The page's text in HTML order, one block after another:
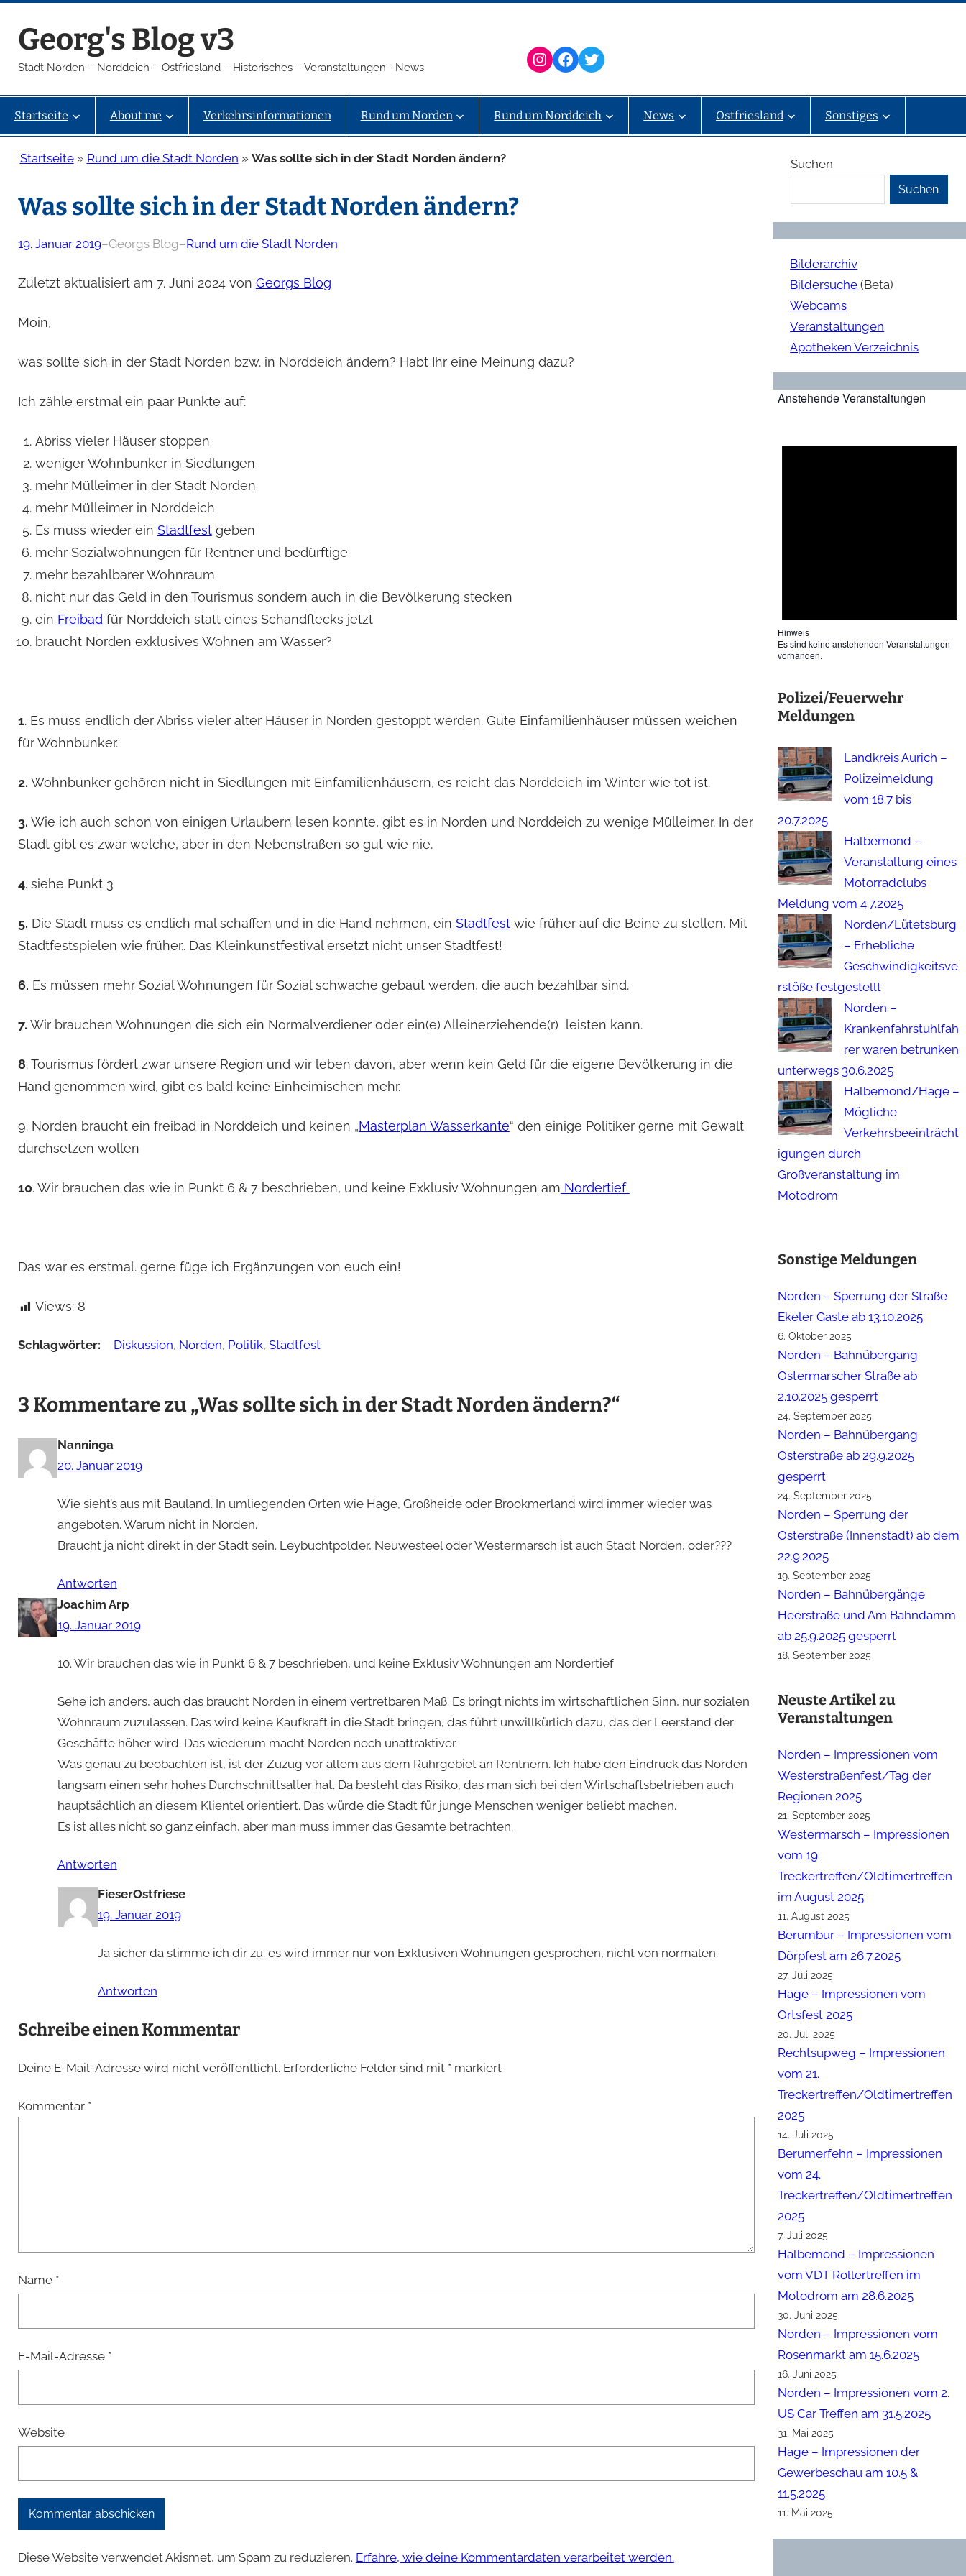
Inhalt
springen
Georg's Blog v3
Stadt Norden – Norddeich – Ostfriesland – Historisches – Veranstaltungen– News Instagram Facebook Twitter
Startseite About me Verkehrsinformationen Rund um Norden Rund um Norddeich News Ostfriesland Sonstiges
Startseite» Rund um die Stadt Norden » Was sollte sich in der Stadt Norden ändern?
Was sollte sich in der Stadt Norden ändern?
19. Januar 2019–Georgs Blog–Rund um die Stadt Norden
Zuletzt aktualisiert am 7. Juni 2024 von Georgs Blog
Moin,
was sollte sich in der Stadt Norden bzw. in Norddeich ändern? Habt Ihr eine Meinung dazu?
Ich zähle erstmal ein paar Punkte auf:
Abriss vieler Häuser stoppen
weniger Wohnbunker in Siedlungen
mehr Mülleimer in der Stadt Norden
mehr Mülleimer in Norddeich
Es muss wieder ein Stadtfestgeben
mehr Sozialwohnungen für Rentner und bedürftige
mehr bezahlbarer Wohnraum
nicht nur das Geld in den Tourismus sondern auch in die Bevölkerung stecken
ein Freibadfür Norddeich statt eines Schandflecks jetzt
braucht Norden exklusives Wohnen am Wasser?
1. Es muss endlich der Abriss vieler alter Häuser in Norden gestoppt werden. Gute Einfamilienhäuser müssen weichen
für Wohnbunker.
2. Wohnbunker gehören nicht in Siedlungen mit Einfamilienhäusern, es reicht das Norddeich im Winter wie tot ist.
3. Wie ich auch schon von einigen Urlaubern lesen konnte, gibt es in Norden und Norddeich zu wenige Mülleimer. In der
Stadt gibt es zwar welche, aber in den Nebenstraßen so gut wie nie.
4. siehe Punkt 3
5. Die Stadt muss es endlich mal schaffen und in die Hand nehmen, ein Stadtfestwie früher auf die Beine zu stellen. Mit
Stadtfestspielen wie früher.. Das Kleinkunstfestival ersetzt nicht unser Stadtfest!
6. Es müssen mehr Sozial Wohnungen für Sozial schwache gebaut werden, die auch bezahlbar sind.
7. Wir brauchen Wohnungen die sich ein Normalverdiener oder ein(e) Alleinerziehende(r) leisten kann.
8. Tourismus fördert zwar unsere Region und wir leben davon, aber wenn kein Geld für die eigene Bevölkerung in die
Hand genommen wird, gibt es bald keine Einheimischen mehr.
9. Norden braucht ein freibad in Norddeich und keinen „Masterplan Wasserkante“ den einige Politiker gerne mit Gewalt
durchsetzen wollen
10. Wir brauchen das wie in Punkt 6 & 7 beschrieben, und keine Exklusiv Wohnungen am Nordertief
Das war es erstmal. gerne füge ich Ergänzungen von euch ein!
Views: 8
Schlagwörter: Diskussion, Norden, Politik, Stadtfest
3 Kommentare zu „Was sollte sich in der Stadt Norden ändern?“
Nanninga
20. Januar 2019
Wie sieht’s aus mit Bauland. In umliegenden Orten wie Hage, Großheide oder Brookmerland wird immer wieder was
angeboten. Warum nicht in Norden.
Braucht ja nicht direkt in der Stadt sein. Leybuchtpolder, Neuwesteel oder Westermarsch ist auch Stadt Norden, oder???
Antworten
Joachim Arp
19. Januar 2019
10. Wir brauchen das wie in Punkt 6 & 7 beschrieben, und keine Exklusiv Wohnungen am Nordertief
Sehe ich anders, auch das braucht Norden in einem vertretbaren Maß. Es bringt nichts im wirtschaftlichen Sinn, nur sozialen
Wohnraum zuzulassen. Das wird keine Kaufkraft in die Stadt bringen, das führt unwillkürlich dazu, das der Leerstand der
Geschäfte höher wird. Das wiederum macht Norden noch unattraktiver.
Was genau zu beobachten ist, ist der Zuzug vor allem aus dem Ruhrgebiet an Rentnern. Ich habe den Eindruck das Norden
langsam einen sehr hohes Durchschnittsalter hat. Da besteht das Risiko, das man sich bei den Wirtschaftsbetrieben auch
hauptsächlich an diesem Klientel orientiert. Das würde die Stadt für junge Menschen weniger beliebt machen.
Es ist alles nicht so ganz einfach, aber man muss immer das Gesamte betrachten.
Antworten
FieserOstfriese
19. Januar 2019
Ja sicher da stimme ich dir zu. es wird immer nur von Exklusiven Wohnungen gesprochen, nicht von normalen.
Antworten
Schreibe einen Kommentar
Deine E-Mail-Adresse wird nicht veröffentlicht. Erforderliche Felder sind mit *markiert
Kommentar *
Name *
E-Mail-Adresse *
Website
Diese Website verwendet Akismet, um Spam zu reduzieren. Erfahre, wie deine Kommentardaten verarbeitet werden.
Suchen
Suchen
Bilderarchiv
Bildersuche(Beta)
Webcams
Veranstaltungen
Apotheken Verzeichnis
Anstehende Veranstaltungen
Hinweis
Es sind keine anstehenden Veranstaltungen
vorhanden.
Polizei/Feuerwehr
Meldungen
Landkreis Aurich –
Polizeimeldung
vom 18.7 bis
20.7.2025
Halbemond –
Veranstaltung eines
Motorradclubs
Meldung vom 4.7.2025
Norden/Lütetsburg
– Erhebliche
Geschwindigkeitsve
rstöße festgestellt
Norden –
Krankenfahrstuhlfah
rer waren betrunken
unterwegs 30.6.2025
Halbemond/Hage –
Mögliche
Verkehrsbeeinträcht
igungen durch
Großveranstaltung im
Motodrom
Sonstige Meldungen
Norden – Sperrung der Straße
Ekeler Gaste ab 13.10.2025
6. Oktober 2025
Norden – Bahnübergang
Ostermarscher Straße ab
2.10.2025 gesperrt
24. September 2025
Norden – Bahnübergang
Osterstraße ab 29.9.2025
gesperrt
24. September 2025
Norden – Sperrung der
Osterstraße (Innenstadt) ab dem
22.9.2025
19. September 2025
Norden – Bahnübergänge
Heerstraße und Am Bahndamm
ab 25.9.2025 gesperrt
18. September 2025
Neuste Artikel zu
Veranstaltungen
Norden – Impressionen vom
Westerstraßenfest/Tag der
Regionen 2025
21. September 2025
Westermarsch – Impressionen
vom 19.
Treckertreffen/Oldtimertreffen
im August 2025
11. August 2025
Berumbur – Impressionen vom
Dörpfest am 26.7.2025
27. Juli 2025
Hage – Impressionen vom
Ortsfest 2025
20. Juli 2025
Rechtsupweg – Impressionen
vom 21.
Treckertreffen/Oldtimertreffen
2025
14. Juli 2025
Berumerfehn – Impressionen
vom 24.
Treckertreffen/Oldtimertreffen
2025
7. Juli 2025
Halbemond – Impressionen
vom VDT Rollertreffen im
Motodrom am 28.6.2025
30. Juni 2025
Norden – Impressionen vom
Rosenmarkt am 15.6.2025
16. Juni 2025
Norden – Impressionen vom 2.
US Car Treffen am 31.5.2025
31. Mai 2025
Hage – Impressionen der
Gewerbeschau am 10.5 &
11.5.2025
11. Mai 2025